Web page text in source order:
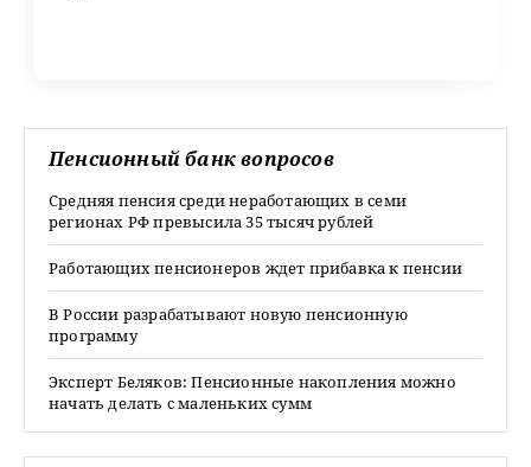
Пенсионный банк вопросов
Средняя пенсия среди неработающих в семи
регионах РФ превысила 35 тысяч рублей
Работающих пенсионеров ждет прибавка к пенсии
В России разрабатывают новую пенсионную
программу
Эксперт Беляков: Пенсионные накопления можно
начать делать с маленьких сумм